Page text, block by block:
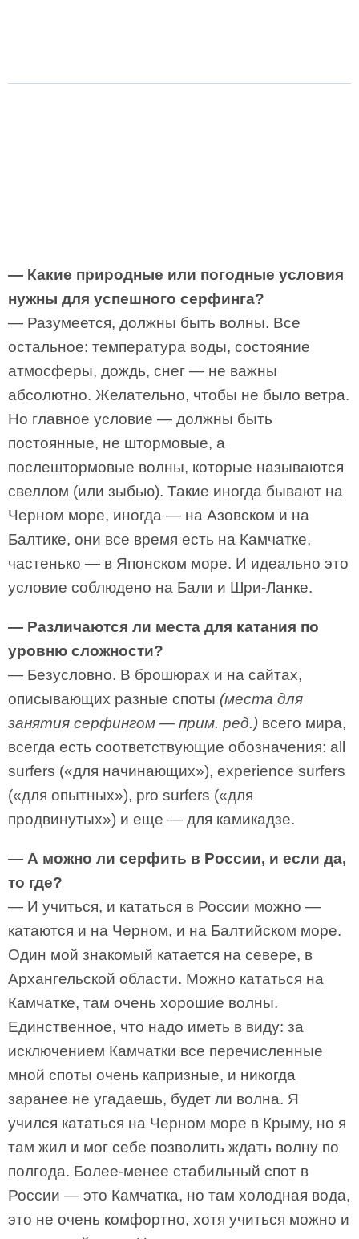
— Какие природные или погодные условия
нужны для успешного серфинга?
— Разумеется, должны быть волны. Все
остальное: температура воды, состояние
атмосферы, дождь, снег — не важны
абсолютно. Желательно, чтобы не было ветра.
Но главное условие — должны быть
постоянные, не штормовые, а
послештормовые волны, которые называются
свеллом (или зыбью). Такие иногда бывают на
Черном море, иногда — на Азовском и на
Балтике, они все время есть на Камчатке,
частенько — в Японском море. И идеально это
условие соблюдено на Бали и Шри-Ланке.
— Различаются ли места для катания по
уровню сложности?
— Безусловно. В брошюрах и на сайтах,
описывающих разные споты (места для
занятия серфингом — прим. ред.) всего мира,
всегда есть соответствующие обозначения: all
surfers («для начинающих»), experience surfers
(«для опытных»), pro surfers («для
продвинутых») и еще — для камикадзе.
— А можно ли серфить в России, и если да,
то где?
— И учиться, и кататься в России можно —
катаются и на Черном, и на Балтийском море.
Один мой знакомый катается на севере, в
Архангельской области. Можно кататься на
Камчатке, там очень хорошие волны.
Единственное, что надо иметь в виду: за
исключением Камчатки все перечисленные
мной споты очень капризные, и никогда
заранее не угадаешь, будет ли волна. Я
учился кататься на Черном море в Крыму, но я
там жил и мог себе позволить ждать волну по
полгода. Более-менее стабильный спот в
России — это Камчатка, но там холодная вода,
это не очень комфортно, хотя учиться можно и